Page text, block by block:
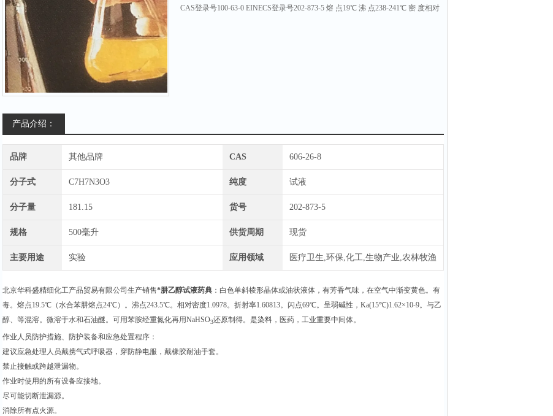
CAS登录号100-63-0 EINECS登录号202-873-5 熔 点19℃ 沸 点238-241℃ 密 度相对
产品介绍：
品牌 其他品牌 CAS 606-26-8
分子式 C7H7N3O3 纯度 试液
分子量 181.15 货号 202-873-5
规格 500毫升 供货周期 现货
主要用途 实验 应用领域 医疗卫生,环保,化工,生物产业,农林牧渔
北京华科盛精细化工产品贸易有限公司生产销售*肼乙醇试液药典 ：白色单斜棱形晶体或油状液体，有芳香气味，在空气中渐变黄色。有
毒。熔点19.5℃（水合苯肼熔点24℃）。沸点243.5℃。相对密度1.0978。折射率1.60813。闪点69℃。呈弱碱性，Ka(15℃)1.62×10-9。与乙
醇、等混溶。微溶于水和石油醚。可用苯胺经重氮化再用NaHSO3还原制得。是染料，医药，工业重要中间体。
作业人员防护措施、防护装备和应急处置程序：
建议应急处理人员戴携气式呼吸器，穿防静电服，戴橡胶耐油手套。
禁止接触或跨越泄漏物。
作业时使用的所有设备应接地。
尽可能切断泄漏源。
消除所有点火源。